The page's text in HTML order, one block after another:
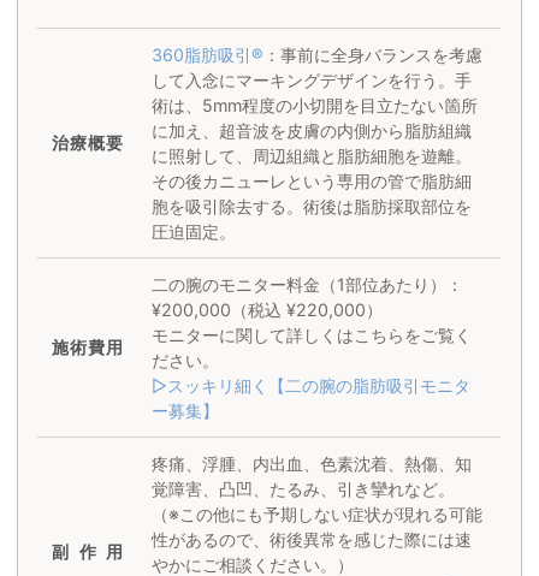
治療概要
360脂肪吸引® ：事前に全身バランスを考慮
して入念にマーキングデザインを行う。手
術は、5mm程度の小切開を目立たない箇所
に加え、超音波を皮膚の内側から脂肪組織
に照射して、周辺組織と脂肪細胞を遊離。
その後カニューレという専用の管で脂肪細
胞を吸引除去する。術後は脂肪採取部位を
圧迫固定。
施術費用
二の腕のモニター料金（1部位あたり）：
¥200,000（税込 ¥220,000）
モニターに関して詳しくはこちらをご覧く
ださい。
▷スッキリ細く【二の腕の脂肪吸引モニタ
ー募集】
副作用
疼痛、浮腫、内出血、色素沈着、熱傷、知
覚障害、凸凹、たるみ、引き攣れなど。
（※この他にも予期しない症状が現れる可能
性があるので、術後異常を感じた際には速
やかにご相談ください。）